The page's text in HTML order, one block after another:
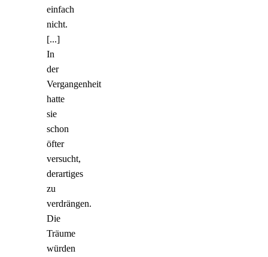
einfach
nicht.
[...]
In
der
Vergangenheit
hatte
sie
schon
öfter
versucht,
derartiges
zu
verdrängen.
Die
Träume
würden